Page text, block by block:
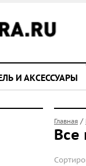
И АКСЕССУАРЫ
Главная /
Все